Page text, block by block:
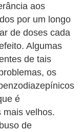
aos
por um longo
de doses cada
Algumas
de tais
os
é
mais velhos.
de